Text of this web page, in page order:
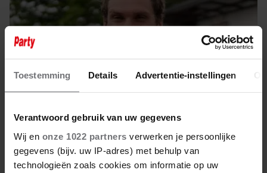
Toestemming Details Advertentie-instellingen
Verantwoord gebruik van uw gegevens
Wij en onze 1022 partners verwerken je persoonlijke
gegevens (bijv. uw IP-adres) met behulp van
technologieën zoals cookies om informatie op uw
16 juli 2025